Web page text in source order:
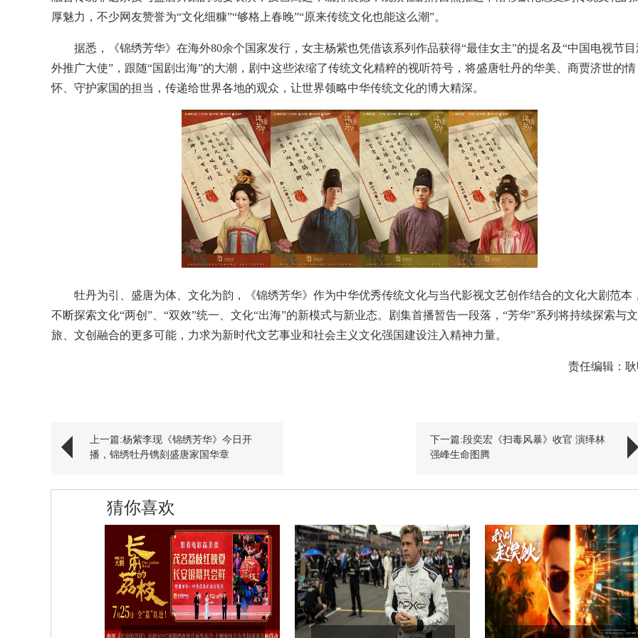
厚魅力，不少网友赞誉为“文化细糠”“够格上春晚”“原来传统文化也能这么潮”。
据悉，《锦绣芳华》在海外80余个国家发行，女主杨紫也凭借该系列作品获得“最佳女主”的提名及“中国电视节目
外推广大使”，跟随“国剧出海”的大潮，剧中这些浓缩了传统文化精粹的视听符号，将盛唐牡丹的华美、商贾济世的情
怀、守护家国的担当，传递给世界各地的观众，让世界领略中华传统文化的博大精深。
牡丹为引、盛唐为体、文化为韵，《锦绣芳华》作为中华优秀传统文化与当代影视文艺创作结合的文化大剧范本
不断探索文化“两创”、“双效”统一、文化“出海”的新模式与新业态。剧集首播暂告一段落，“芳华”系列将持续探索与文
旅、文创融合的更多可能，力求为新时代文艺事业和社会主义文化强国建设注入精神力量。
责任编辑：
上一篇:杨紫李现《锦绣芳华》今日开
播，锦绣牡丹镌刻盛唐家国华章
下一篇:段奕宏《扫毒风暴》收官 演绎林
强峰生命图腾
猜你喜欢